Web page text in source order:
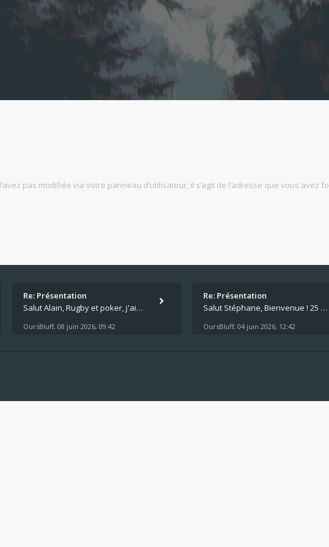
pas modifiée via votre panneau d’utilisateur, il s’agit de l’adresse que vous avez
Re: Présentation
Salut Alain, Rugby et poker, j'aime bien le mélange. Tu suis le rugby du coin ? Moi j'essaie d'aller voir des matchs de
OursBluff, 08 juin 2026, 09:42
Re: Présentation
Salut Stéphane, Bienvenue ! 25 ans de poker c'est du vécu quand même. Moi je suis relativementnouveau (2018) mais j'ai a
OursBluff, 04 juin 2026, 12:42